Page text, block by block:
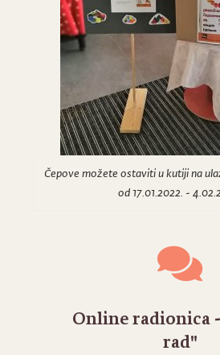
Čepove možete ostaviti u kutiji na
od 17.01.2022. -
Online radionica
rad"